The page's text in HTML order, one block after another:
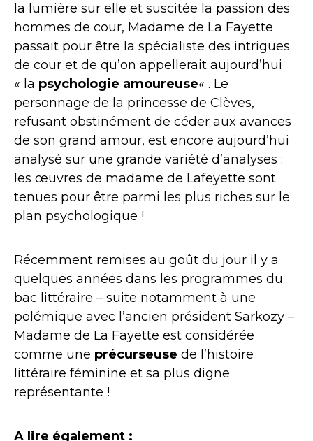
la lumière sur elle et suscitée la passion des
hommes de cour, Madame de La Fayette
passait pour être la spécialiste des intrigues
de cour et de qu’on appellerait aujourd’hui
« la psychologie amoureuse« . Le
personnage de la princesse de Clèves,
refusant obstinément de céder aux avances
de son grand amour, est encore aujourd’hui
analysé sur une grande variété d’analyses :
les œuvres de madame de Lafeyette sont
tenues pour être parmi les plus riches sur le
plan psychologique !
Récemment remises au goût du jour il y a
quelques années dans les programmes du
bac littéraire – suite notamment à une
polémique avec l’ancien président Sarkozy –
Madame de La Fayette est considérée
comme une précurseuse de l’histoire
littéraire féminine et sa plus digne
représentante !
A lire également :